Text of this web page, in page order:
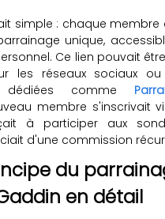
simple : chaque membre
unique,
Ce lien pouvait
les réseaux sociaux
dédiées comme
membre s'inscrivait
à participer aux
d'une commission
du
en détail